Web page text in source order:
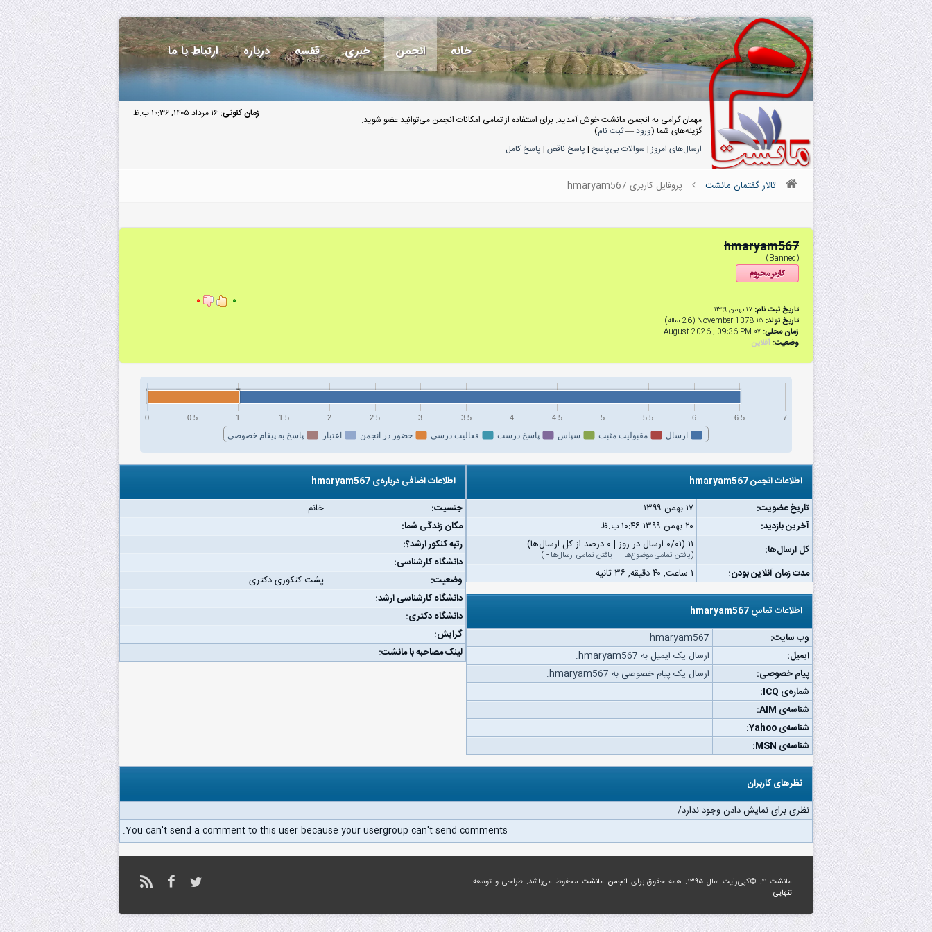
خانه انجمن خبری قفسه درباره ارتباط با ما
زمان کنونی: ۱۶ مرداد ۱۴۰۵, ۱۰:۳۶ ب.ظ
مهمان گرامی به انجمن مانشت خوش آمدید. برای استفاده از تمامی امکانات انجمن می‌توانید عضو شوید.
گزینه‌های شما (ورود—ثبت نام)
ارسال‌های امروز| سوالات بی‌پاسخ | پاسخ ناقص | پاسخ کامل
تالار گفتمان مانشت پروفایل کاربری hmaryam567
hmaryam567
(Banned)
تاریخ ثبت نام: ۱۷ بهمن ۱۳۹۹
تاریخ تولد: ۱۵ November 1378 (26 ساله)
زمان محلی: ۰۷ August 2026 , 09:36 PM
وضعیت: آفلاین
۰ ۰
ارسال مقبولیت مثبت سپاس پاسخ درست فعالیت درسی حضور در انجمن اعتبار پاسخ به پیغام خصوصی
0 0.5 1 1.5 2 2.5 3 3.5 4 4.5 5 5.5 6 6.5 7
اطلاعات انجمن hmaryam567
تاریخ عضویت:
۱۷ بهمن ۱۳۹۹
آخرین بازدید:
۲۰ بهمن ۱۳۹۹ ۱۰:۴۶ ب.ظ
کل ارسال‌ها:
۱۱ (۰/۰۱ ارسال در روز | ۰ درصد از کل ارسال‌ها)
(یافتن تمامی موضوع‌ها — یافتن تمامی ارسال‌ها -
)
مدت زمان آنلاین بودن: ۱ ساعت, ۴۰ دقیقه, ۳۶ ثانیه
اطلاعات تماسِ hmaryam567
وب‌ سایت:
hmaryam567
ایمیل:
ارسال یک ایمیل به hmaryam567.
پیام خصوصی:
ارسال یک پیام خصوصی به hmaryam567.
شماره‌ی ICQ:
شناسه‌ی AIM:
شناسه‌ی Yahoo:
شناسه‌ی MSN:
اطلاعات اضافی درباره‌ی hmaryam567
جنسیت:
خانم
مکان زندگی شما:
رتبه کنکور ارشد؟:
دانشگاه کارشناسی:
وضعیت:
پشت کنکوری دکتری
دانشگاه کارشناسی ارشد:
دانشگاه دکتری:
گرایش:
لینک مصاحبه با مانشت:
نظرهای کاربران
نظری برای نمایش دادن وجود ندارد/
You can't send a comment to this user because your usergroup can't send comments.
مانشت ۴: ©کپی‌رایت سال ۱۳۹۵. همه حقوق برای انجمن مانشت محفوظ می‌باشد. طراحی و توسعه
تنهایی